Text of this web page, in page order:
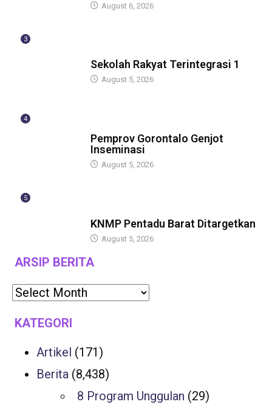
August 6, 2026
3
Sekolah Rakyat Terintegrasi 1
August 5, 2026
4
Pemprov Gorontalo Genjot
Inseminasi
August 5, 2026
5
KNMP Pentadu Barat Ditargetkan
August 5, 2026
ARSIP BERITA
KATEGORI
Artikel (171)
Berita (8,438)
8 Program Unggulan (29)